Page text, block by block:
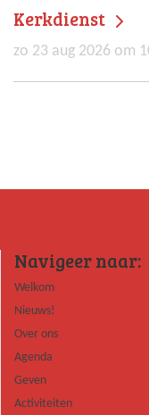
Kerkdienst
zo 23 aug 2026 om
Navigeer naar:
Welkom
Nieuws!
Over ons
Agenda
Geven
Activiteiten